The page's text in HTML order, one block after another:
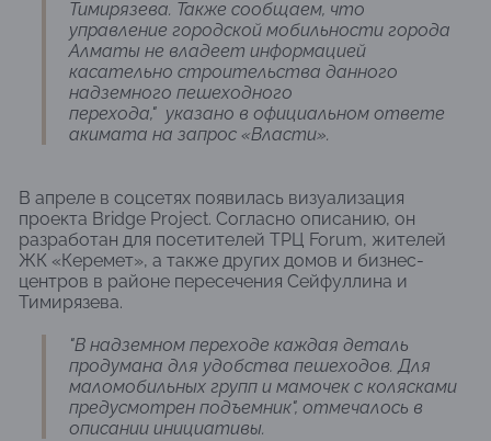
Тимирязева. Также сообщаем, что
управление городской мобильности города
Алматы не владеет информацией
касательно строительства данного
надземного пешеходного
перехода," указано в официальном ответе
акимата на запрос «Власти».
В апреле в соцсетях появилась визуализация
проекта Bridge Project. Согласно описанию, он
разработан для посетителей ТРЦ Forum, жителей
ЖК «Керемет», а также других домов и бизнес-
центров в районе пересечения Сейфуллина и
Тимирязева.
"В надземном переходе каждая деталь
продумана для удобства пешеходов. Для
маломобильных групп и мамочек с колясками
предусмотрен подъемник", отмечалось в
описании инициативы.